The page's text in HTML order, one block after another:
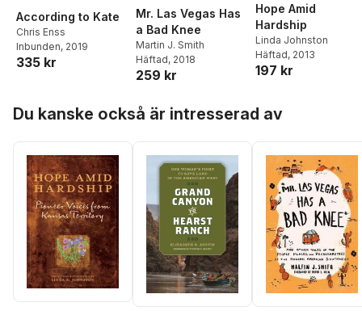
According to Kate
Chris Enss
Inbunden, 2019
335 kr
Mr. Las Vegas Has
a Bad Knee
Martin J. Smith
Häftad, 2018
259 kr
Hope Amid
Hardship
Linda Johnston
Häftad, 2013
197 kr
Du kanske också är intresserad av